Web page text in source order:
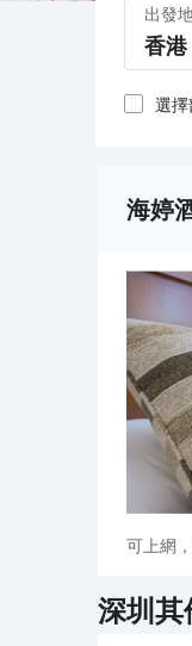
出發
選
海婷
可上網
深圳其